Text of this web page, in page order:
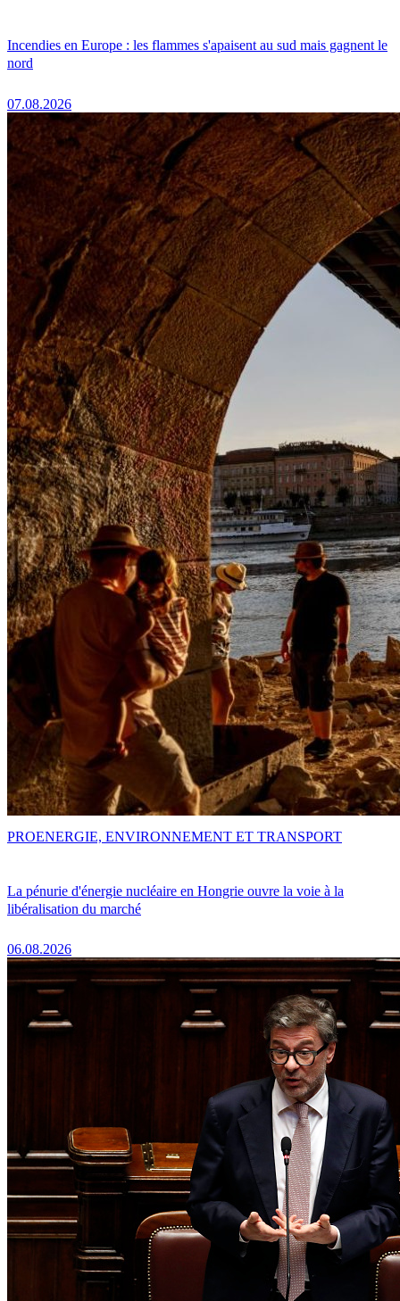
Incendies en Europe : les flammes s'apaisent au sud mais gagnent le
nord
07.08.2026
La pénurie d'énergie nucléaire en Hongrie ouvre la voie à la
libéralisation du marché
06.08.2026
PROENERGIE, ENVIRONNEMENT ET TRANSPORT